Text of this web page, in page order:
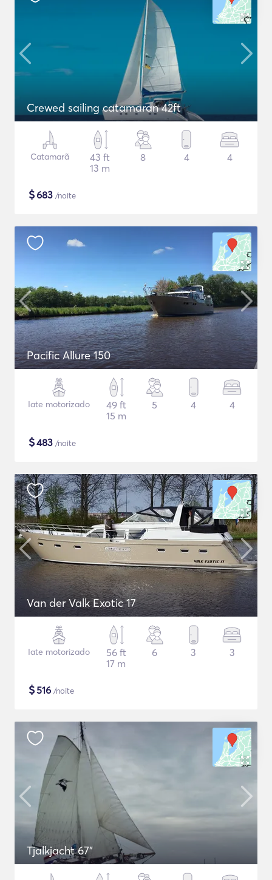
Crewed sailing catamaran 42ft
Catamarã
43 ft
13 m
8 4 4
$683 /noite
Pacific Allure 150
Iate motorizado
49 ft
15 m
5 4 4
$483 /noite
Van der Valk Exotic 17
Iate motorizado
56 ft
17 m
6 3 3
$516 /noite
Tjalkjacht 67"